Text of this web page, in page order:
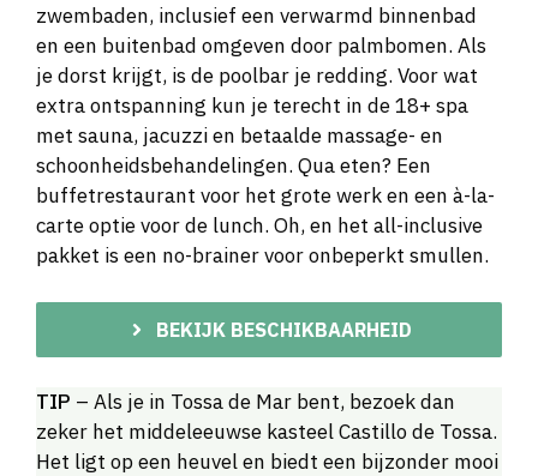
zwembaden, inclusief een verwarmd binnenbad
en een buitenbad omgeven door palmbomen. Als
je dorst krijgt, is de poolbar je redding. Voor wat
extra ontspanning kun je terecht in de 18+ spa
met sauna, jacuzzi en betaalde massage- en
schoonheidsbehandelingen. Qua eten? Een
buffetrestaurant voor het grote werk en een à-la-
carte optie voor de lunch. Oh, en het all-inclusive
pakket is een no-brainer voor onbeperkt smullen.
BEKIJK BESCHIKBAARHEID
TIP – Als je in Tossa de Mar bent, bezoek dan
zeker het middeleeuwse kasteel Castillo de Tossa.
Het ligt op een heuvel en biedt een bijzonder mooi